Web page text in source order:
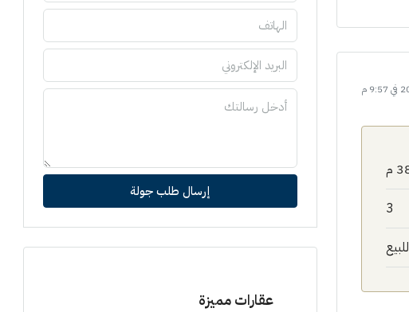
م
3
للبيع
إرسال طلب جولة
عقارات مميزة